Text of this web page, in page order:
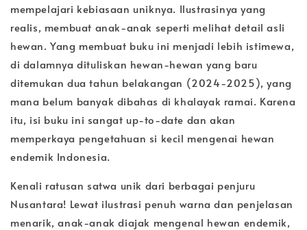
mempelajari kebiasaan uniknya. Ilustrasinya yang
realis, membuat anak-anak seperti melihat detail asli
hewan. Yang membuat buku ini menjadi lebih istimewa,
di dalamnya dituliskan hewan-hewan yang baru
ditemukan dua tahun belakangan (2024-2025), yang
mana belum banyak dibahas di khalayak ramai. Karena
itu, isi buku ini sangat up-to-date dan akan
memperkaya pengetahuan si kecil mengenai hewan
endemik Indonesia.
Kenali ratusan satwa unik dari berbagai penjuru
Nusantara! Lewat ilustrasi penuh warna dan penjelasan
menarik, anak-anak diajak mengenal hewan endemik,